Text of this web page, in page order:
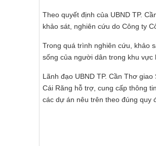
Theo quyết định của UBND TP.
khảo sát, nghiên cứu do Công ty
Trong quá trình nghiên cứu, khảo
sống của người dân trong khu vực
Lãnh đạo UBND TP. Cần Thơ
Cái Răng hỗ trợ, cung cấp thông
các dự án nêu trên theo đúng quy